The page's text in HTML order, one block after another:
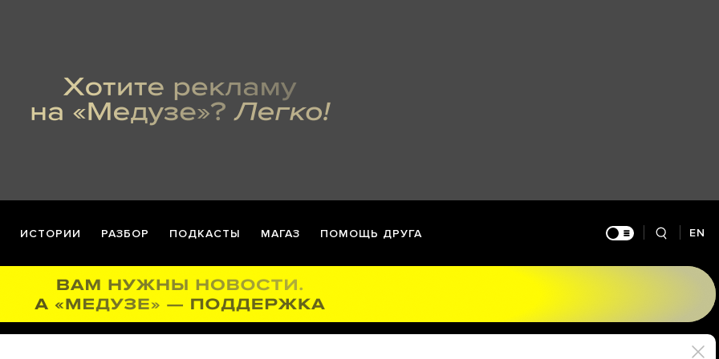
ИСТОРИИ РАЗБОР ПОДКАСТЫ МАГАЗ ПОМОЩЬ ДРУГА EN